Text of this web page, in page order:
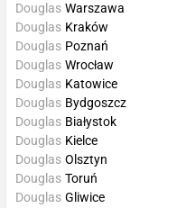
Douglas Warszawa
Douglas Kraków
Douglas Poznań
Douglas Wrocław
Douglas Katowice
Douglas Bydgoszcz
Douglas Białystok
Douglas Kielce
Douglas Olsztyn
Douglas Toruń
Douglas Gliwice